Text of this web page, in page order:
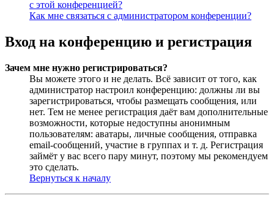
с этой конференцией?
Как мне связаться с администратором конференции?
Вход на конференцию и регистрация
Зачем мне нужно регистрироваться?
Вы можете этого и не делать. Всё зависит от того, как
администратор настроил конференцию: должны ли вы
зарегистрироваться, чтобы размещать сообщения, или
нет. Тем не менее регистрация даёт вам дополнительные
возможности, которые недоступны анонимным
пользователям: аватары, личные сообщения, отправка
email-сообщений, участие в группах и т. д. Регистрация
займёт у вас всего пару минут, поэтому мы рекомендуем
это сделать.
Вернуться к началу